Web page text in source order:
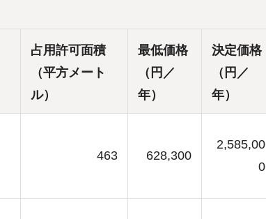
占用許可面積
（平方メート
ル）
最低価格
（円／
年）
決定価格
（円／
年）
463 628,300
2,585,00
0